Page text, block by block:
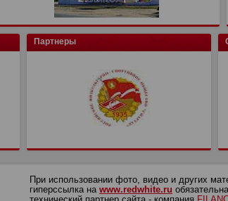
Партнеры
При использовании фото, видео и других
гиперссылка на www.redwhite.ru